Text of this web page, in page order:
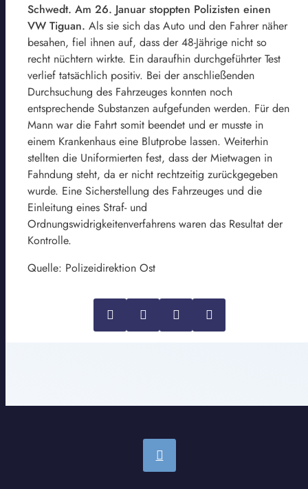
Schwedt. Am 26. Januar stoppten Polizisten einen
VW Tiguan. Als sie sich das Auto und den Fahrer näher
besahen, fiel ihnen auf, dass der 48-Jährige nicht so
recht nüchtern wirkte. Ein daraufhin durchgeführter Test
verlief tatsächlich positiv. Bei der anschließenden
Durchsuchung des Fahrzeuges konnten noch
entsprechende Substanzen aufgefunden werden. Für den
Mann war die Fahrt somit beendet und er musste in
einem Krankenhaus eine Blutprobe lassen. Weiterhin
stellten die Uniformierten fest, dass der Mietwagen in
Fahndung steht, da er nicht rechtzeitig zurückgegeben
wurde. Eine Sicherstellung des Fahrzeuges und die
Einleitung eines Straf- und
Ordnungswidrigkeitenverfahrens waren das Resultat der
Kontrolle.
Quelle: Polizeidirektion Ost